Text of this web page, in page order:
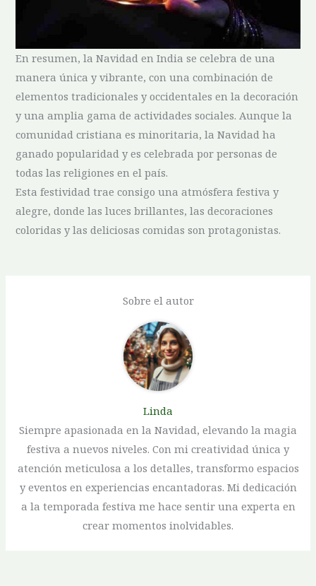
En resumen, la ‌Navidad en​ India se ​celebra de una
manera única y vibrante, con una combinación de⁢
elementos⁣ tradicionales y occidentales​ en la decoración
y una amplia gama de actividades sociales. Aunque la
comunidad cristiana es minoritaria, la Navidad ha
ganado⁤ popularidad⁢ y es‍ celebrada por ⁣personas de
todas las religiones en el país.
Esta festividad trae⁣ consigo una atmósfera ⁢festiva y
alegre, donde las luces brillantes, las decoraciones
coloridas y las deliciosas comidas son protagonistas.
Sobre el autor
Linda
Siempre apasionada en la Navidad, elevando la magia
festiva a nuevos niveles. Con mi creatividad única y
atención meticulosa a los detalles, transformo espacios
y eventos en experiencias encantadoras. Mi dedicación
a la temporada festiva me hace sentir una experta en
crear momentos inolvidables.